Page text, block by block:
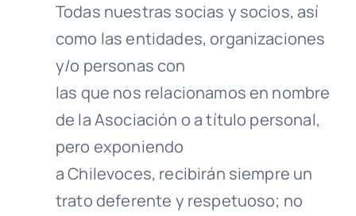
Todas nuestras socias y socios, así
como las entidades, organizaciones
y/o personas con
las que nos relacionamos en nombre
de la Asociación o a título personal,
pero exponiendo
a Chilevoces, recibirán siempre un
trato deferente y respetuoso; no